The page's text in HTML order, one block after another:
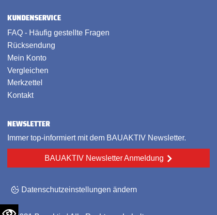
KUNDENSERVICE
FAQ - Häufig gestellte Fragen
Rücksendung
Mein Konto
Vergleichen
Merkzettel
Kontakt
NEWSLETTER
Immer top-informiert mit dem BAUAKTIV Newsletter.
BAUAKTIV Newsletter Anmeldung
Datenschutzeinstellungen ändern